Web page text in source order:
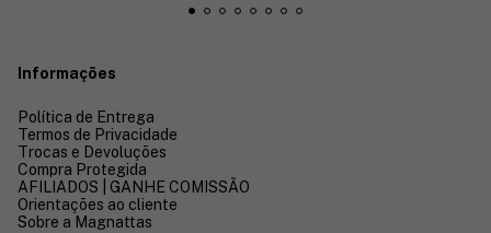
Informações
Política de Entrega
Termos de Privacidade
Trocas e Devoluções
Compra Protegida
AFILIADOS | GANHE COMISSÃO
Orientações ao cliente
Sobre a Magnattas